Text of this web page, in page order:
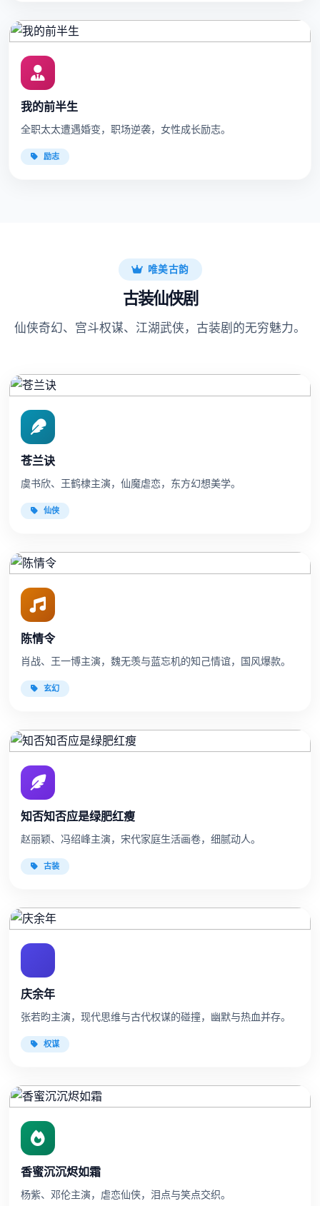
我的前半生
全职太太遭遇婚变，职场逆袭，女性成长励志。
励志
唯美古韵
古装仙侠剧
仙侠奇幻、宫斗权谋、江湖武侠，古装剧的无穷魅力。
苍兰诀
虞书欣、王鹤棣主演，仙魔虐恋，东方幻想美学。
仙侠
陈情令
肖战、王一博主演，魏无羡与蓝忘机的知己情谊，国风爆款。
玄幻
知否知否应是绿肥红瘦
赵丽颖、冯绍峰主演，宋代家庭生活画卷，细腻动人。
古装
庆余年
张若昀主演，现代思维与古代权谋的碰撞，幽默与热血并存。
权谋
香蜜沉沉烬如霜
杨紫、邓伦主演，虐恋仙侠，泪点与笑点交织。